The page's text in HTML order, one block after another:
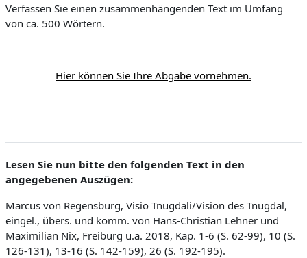
Verfassen Sie einen zusammenhängenden Text im Umfang
von ca. 500 Wörtern.
Hier können Sie Ihre Abgabe vornehmen.
Lesen Sie nun bitte den folgenden Text in den
angegebenen Auszügen:
Marcus von Regensburg, Visio Tnugdali/Vision des Tnugdal,
eingel., übers. und komm. von Hans-Christian Lehner und
Maximilian Nix, Freiburg u.a. 2018, Kap. 1-6 (S. 62-99), 10 (S.
126-131), 13-16 (S. 142-159), 26 (S. 192-195).